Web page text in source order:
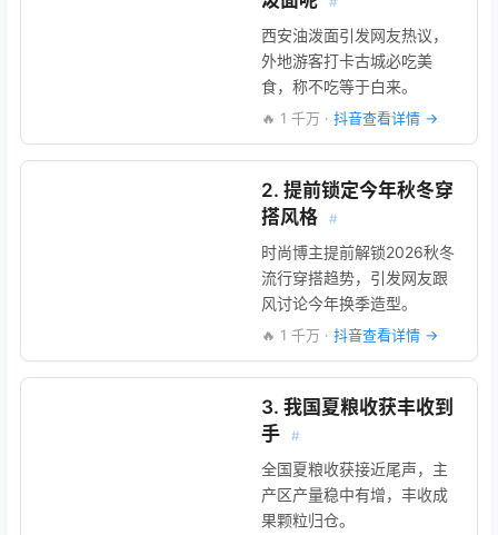
西安油泼面引发网友热议，
外地游客打卡古城必吃美
食，称不吃等于白来。
🔥 1 千万 · 抖音查看详情 →
2. 提前锁定今年秋冬穿
搭风格
#
时尚博主提前解锁2026秋冬
流行穿搭趋势，引发网友跟
风讨论今年换季造型。
🔥 1 千万 · 抖音查看详情 →
3. 我国夏粮收获丰收到
手
#
全国夏粮收获接近尾声，主
产区产量稳中有增，丰收成
果颗粒归仓。